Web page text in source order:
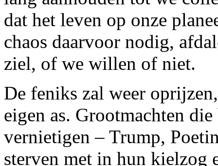
dat het leven op onze
chaos daarvoor nodig,
ziel, of we willen of niet.
De feniks zal weer
eigen as. Grootmachten
vernietigen – Trump,
sterven met in hun kielzog